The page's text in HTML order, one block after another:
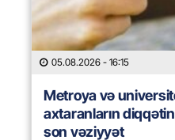
05.08.2026 - 16:15
Metroya və
axtaranların
son vəziyyət